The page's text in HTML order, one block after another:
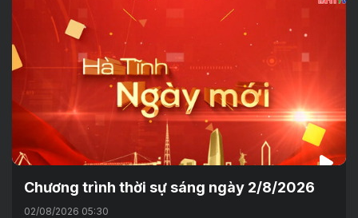
Chương trình thời sự sáng ngày 2/8/2026
02/08/2026 05:30